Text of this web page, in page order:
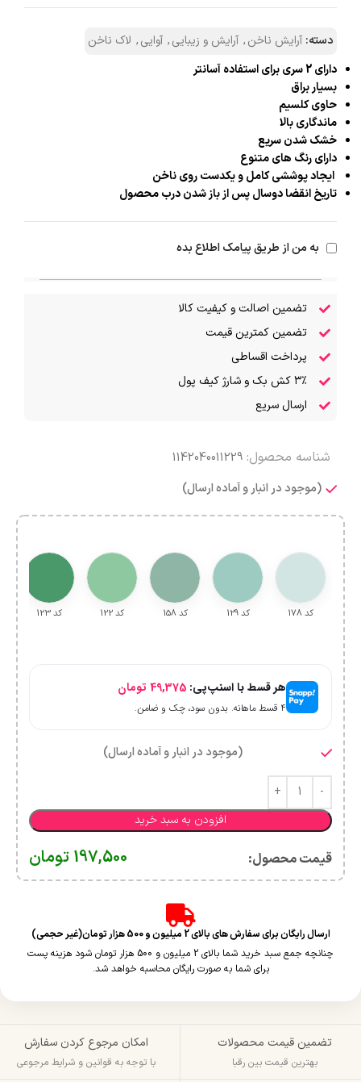
دسته: آرایش ناخن, آرایش و زیبایی, آوایی, لاک ناخن
دارای 2 سری برای استفاده آسانتر
بسیار براق
حاوی کلسیم
ماندگاری بالا
خشک شدن سریع
دارای رنگ های متنوع
ایجاد پوششی کامل و یکدست روی ناخن
تاریخ انقضا دوسال پس از باز شدن درب محصول
به من از طریق پیامک اطلاع بده
تضمین اصالت و کیفیت کالا
تضمین کمترین قیمت
پرداخت اقساطی
۳٪ کش بک و شارژ کیف پول
ارسال سریع
شناسه محصول: 1142040011229
(موجود در انبار و آماده ارسال)
کد 178 کد 129 کد 158 کد 122 کد 123
هر قسط با اسنپ‌پی: 49,375 تومان
۴ قسط ماهانه. بدون سود، چک و ضامن.
(موجود در انبار و آماده ارسال)
افزودن به سبد خرید
قیمت محصول:​ 197,500 تومان
ارسال رایگان برای سفارش های بالای 2 میلیون و 500 هزار تومان(غیر حجمی)
چنانچه جمع سبد خرید شما بالای 2 میلیون و 500 هزار تومان شود هزینه پست
برای شما به صورت رایگان محاسبه خواهد شد.
تضمین قیمت محصولات
بهترین قیمت بین رقبا
امکان مرجوع کردن سفارش
با توجه به قوانین و شرایط مرجوعی